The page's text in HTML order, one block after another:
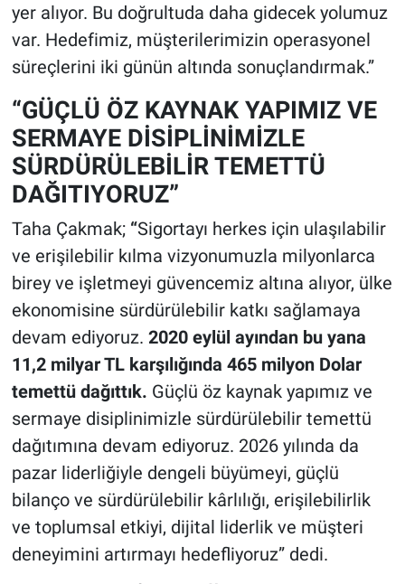
yer alıyor. Bu doğrultuda daha gidecek yolumuz
var. Hedefimiz, müşterilerimizin operasyonel
süreçlerini iki günün altında sonuçlandırmak.”
“GÜÇLÜ ÖZ KAYNAK YAPIMIZ VE
SERMAYE DİSİPLİNİMİZLE
SÜRDÜRÜLEBİLİR TEMETTÜ
DAĞITIYORUZ”
Taha Çakmak;“Sigortayı herkes için ulaşılabilir
ve erişilebilir kılma vizyonumuzla milyonlarca
birey ve işletmeyi güvencemiz altına alıyor, ülke
ekonomisine sürdürülebilir katkı sağlamaya
devam ediyoruz. 2020 eylül ayından bu yana
11,2 milyar TL karşılığında 465 milyon Dolar
temettü dağıttık. Güçlü öz kaynak yapımız ve
sermaye disiplinimizle sürdürülebilir temettü
dağıtımına devam ediyoruz. 2026 yılında da
pazar liderliğiyle dengeli büyümeyi, güçlü
bilanço ve sürdürülebilir kârlılığı, erişilebilirlik
ve toplumsal etkiyi, dijital liderlik ve müşteri
deneyimini artırmayı hedefliyoruz” dedi.